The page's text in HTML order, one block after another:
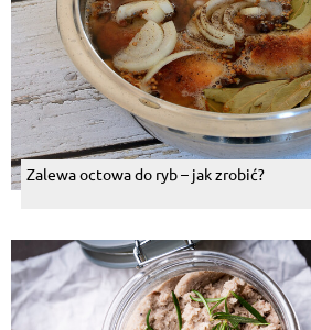
Zalewa octowa do ryb – jak zrobić?